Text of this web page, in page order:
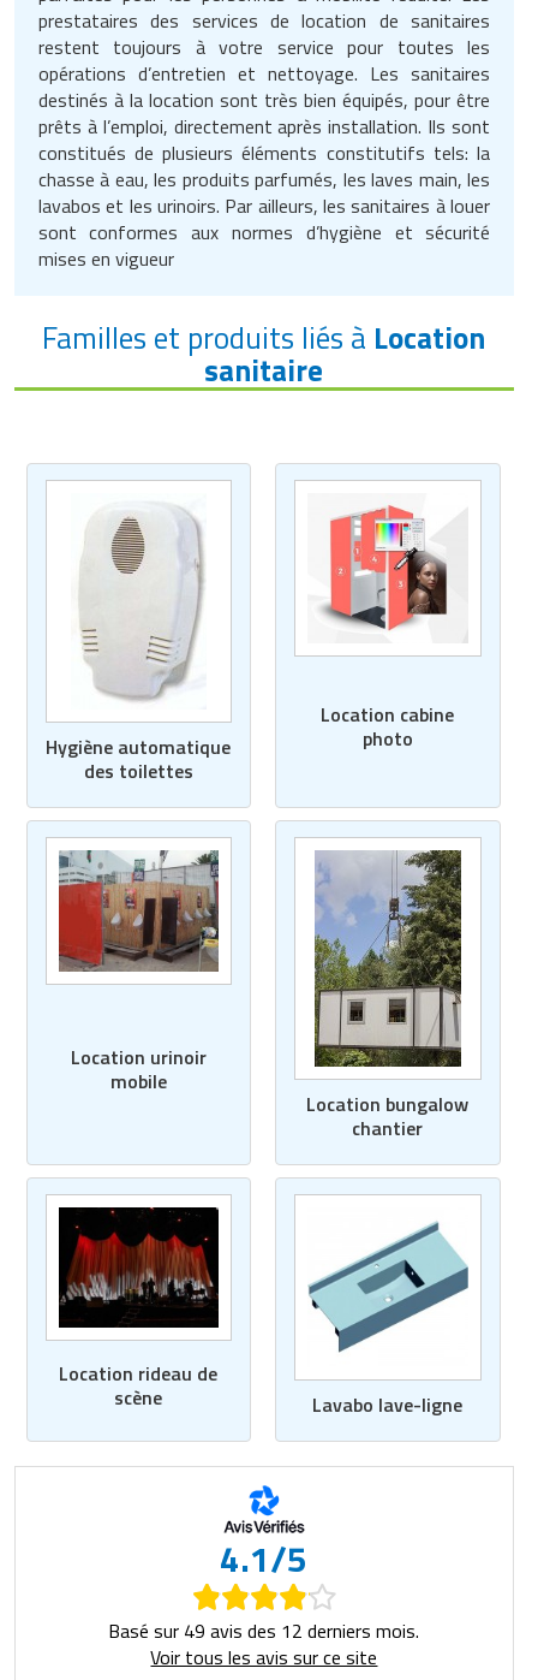
prestataires des services de location de sanitaires
restent toujours à votre service pour toutes les
opérations d’entretien et nettoyage. Les sanitaires
destinés à la location sont très bien équipés, pour être
prêts à l’emploi, directement après installation. Ils sont
constitués de plusieurs éléments constitutifs tels: la
chasse à eau, les produits parfumés, les laves main, les
lavabos et les urinoirs. Par ailleurs, les sanitaires à louer
sont conformes aux normes d’hygiène et sécurité
mises en vigueur
Familles et produits liés à Location
sanitaire
Hygiène automatique
des toilettes
Location cabine
photo
Location urinoir
mobile
Location bungalow
chantier
Location rideau de
scène
Lavabo lave-ligne
4.1/5
Basé sur 49 avis des 12 derniers mois.
Voir tous les avis sur ce site